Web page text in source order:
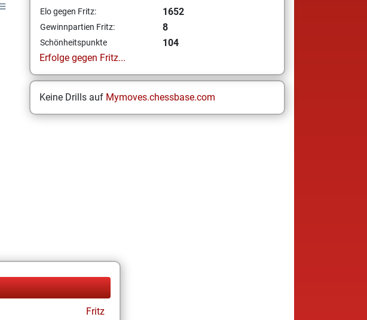
Elo gegen Fritz: 1652
Gewinnpartien Fritz: 8
Schönheitspunkte
104
Erfolge gegen Fritz...
Keine Drills auf Mymoves.chessbase.com
Fritz